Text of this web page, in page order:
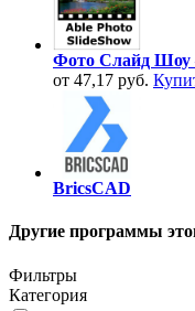
Фото Слайд Шоу
от 47,17 руб.
BricsCAD
Другие программы
Фильтры
Категория